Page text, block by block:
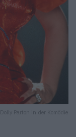
Parton in der Komödie